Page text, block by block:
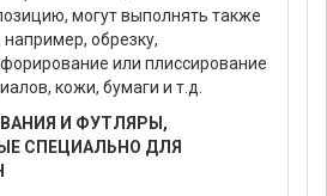
могут выполнять также
обрезку,
или плиссирование
кожи, бумаги и т.д.
И ФУТЛЯРЫ,
СПЕЦИАЛЬНО ДЛЯ